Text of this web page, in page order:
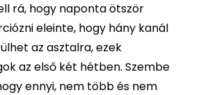
rá, hogy naponta ötször
eleinte, hogy hány kanál
az asztalra, ezek
az első két hétben. Szembe
ennyi, nem több és nem